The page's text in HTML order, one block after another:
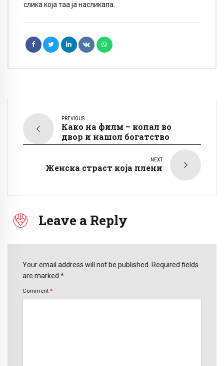
слика која таа ја насликала.
PREVIOUS
Како на филм – копал во
двор и нашол богатство
NEXT
Женска страст која плени
Leave a Reply
Your email address will not be published. Required fields
are marked *
Comment *